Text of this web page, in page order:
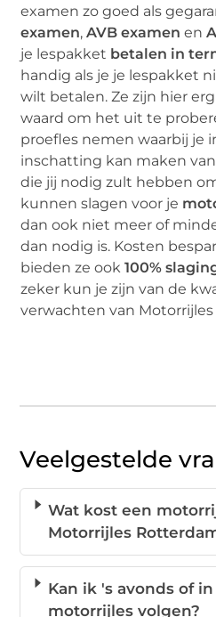
examen zo goed als
examen,AVB examen en
je lespakket betalen in
handig als je je lespakket
wilt betalen. Ze zijn hier
waard om het uit te
proefles nemen waarbij je
inschatting kan maken
die jij nodig zult hebben
kunnen slagen voor je
dan ook niet meer of
dan nodig is. Kosten
bieden ze ook100%
zeker kun je zijn van de
verwachten van
Veelgestelde
Wat kost een
Motorrijles
Kan ik 's avonds of
motorrijles volgen?